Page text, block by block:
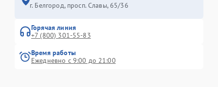
г. Белгород, просп. Славы, 65/36
Горячая линия
+7 (800) 301-55-83
Время работы
Ежедневно с 9:00 до 21:00